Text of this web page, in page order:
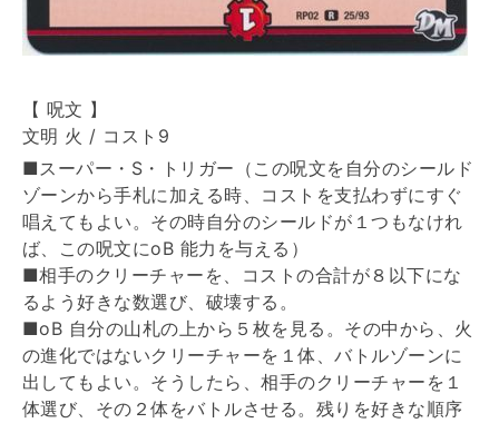
【 呪文 】
文明 火 / コスト9
■スーパー・S・トリガー（この呪文を自分のシールド
ゾーンから手札に加える時、コストを支払わずにすぐ
唱えてもよい。その時自分のシールドが１つもなけれ
ば、この呪文にoB 能力を与える）
■相手のクリーチャーを、コストの合計が８以下にな
るよう好きな数選び、破壊する。
■oB 自分の山札の上から５枚を見る。その中から、火
の進化ではないクリーチャーを１体、バトルゾーンに
出してもよい。そうしたら、相手のクリーチャーを１
体選び、その２体をバトルさせる。残りを好きな順序